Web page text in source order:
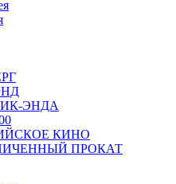
ЭНДА
КИНО
ПРОКАТ